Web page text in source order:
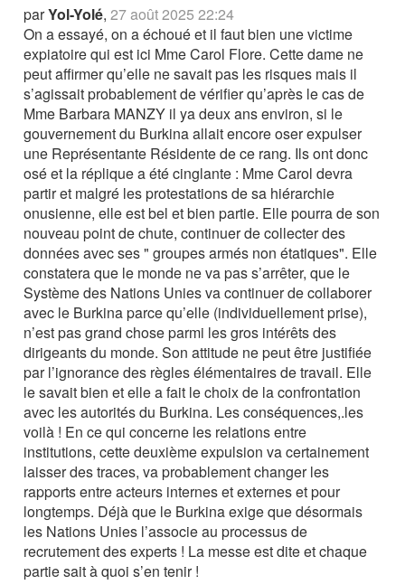
parYol-Yolé,27 août 2025 22:24
On a essayé, on a échoué et il faut bien une victime
expiatoire qui est ici Mme Carol Flore. Cette dame ne
peut affirmer qu’elle ne savait pas les risques mais il
s’agissait probablement de vérifier qu’après le cas de
Mme Barbara MANZY il ya deux ans environ, si le
gouvernement du Burkina allait encore oser expulser
une Représentante Résidente de ce rang. Ils ont donc
osé et la réplique a été cinglante : Mme Carol devra
partir et malgré les protestations de sa hiérarchie
onusienne, elle est bel et bien partie. Elle pourra de son
nouveau point de chute, continuer de collecter des
données avec ses " groupes armés non étatiques". Elle
constatera que le monde ne va pas s’arrêter, que le
Système des Nations Unies va continuer de collaborer
avec le Burkina parce qu’elle (individuellement prise),
n’est pas grand chose parmi les gros intérêts des
dirigeants du monde. Son attitude ne peut être justifiée
par l’ignorance des règles élémentaires de travail. Elle
le savait bien et elle a fait le choix de la confrontation
avec les autorités du Burkina. Les conséquences,.les
voilà ! En ce qui concerne les relations entre
institutions, cette deuxième expulsion va certainement
laisser des traces, va probablement changer les
rapports entre acteurs internes et externes et pour
longtemps. Déjà que le Burkina exige que désormais
les Nations Unies l’associe au processus de
recrutement des experts ! La messe est dite et chaque
partie sait à quoi s’en tenir !